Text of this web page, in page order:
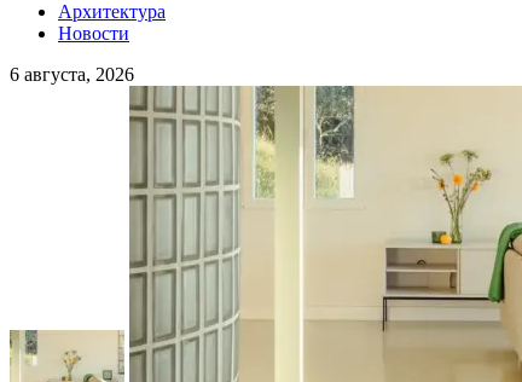
Архитектура
Новости
6 августа, 2026